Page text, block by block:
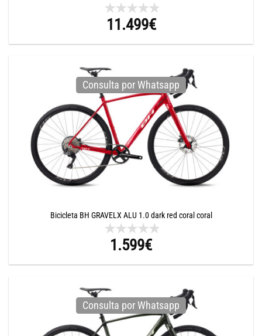
11.499€
Consulta por Whatsapp
Bicicleta BH GRAVELX ALU 1.0 dark red coral coral
1.599€
Consulta por Whatsapp